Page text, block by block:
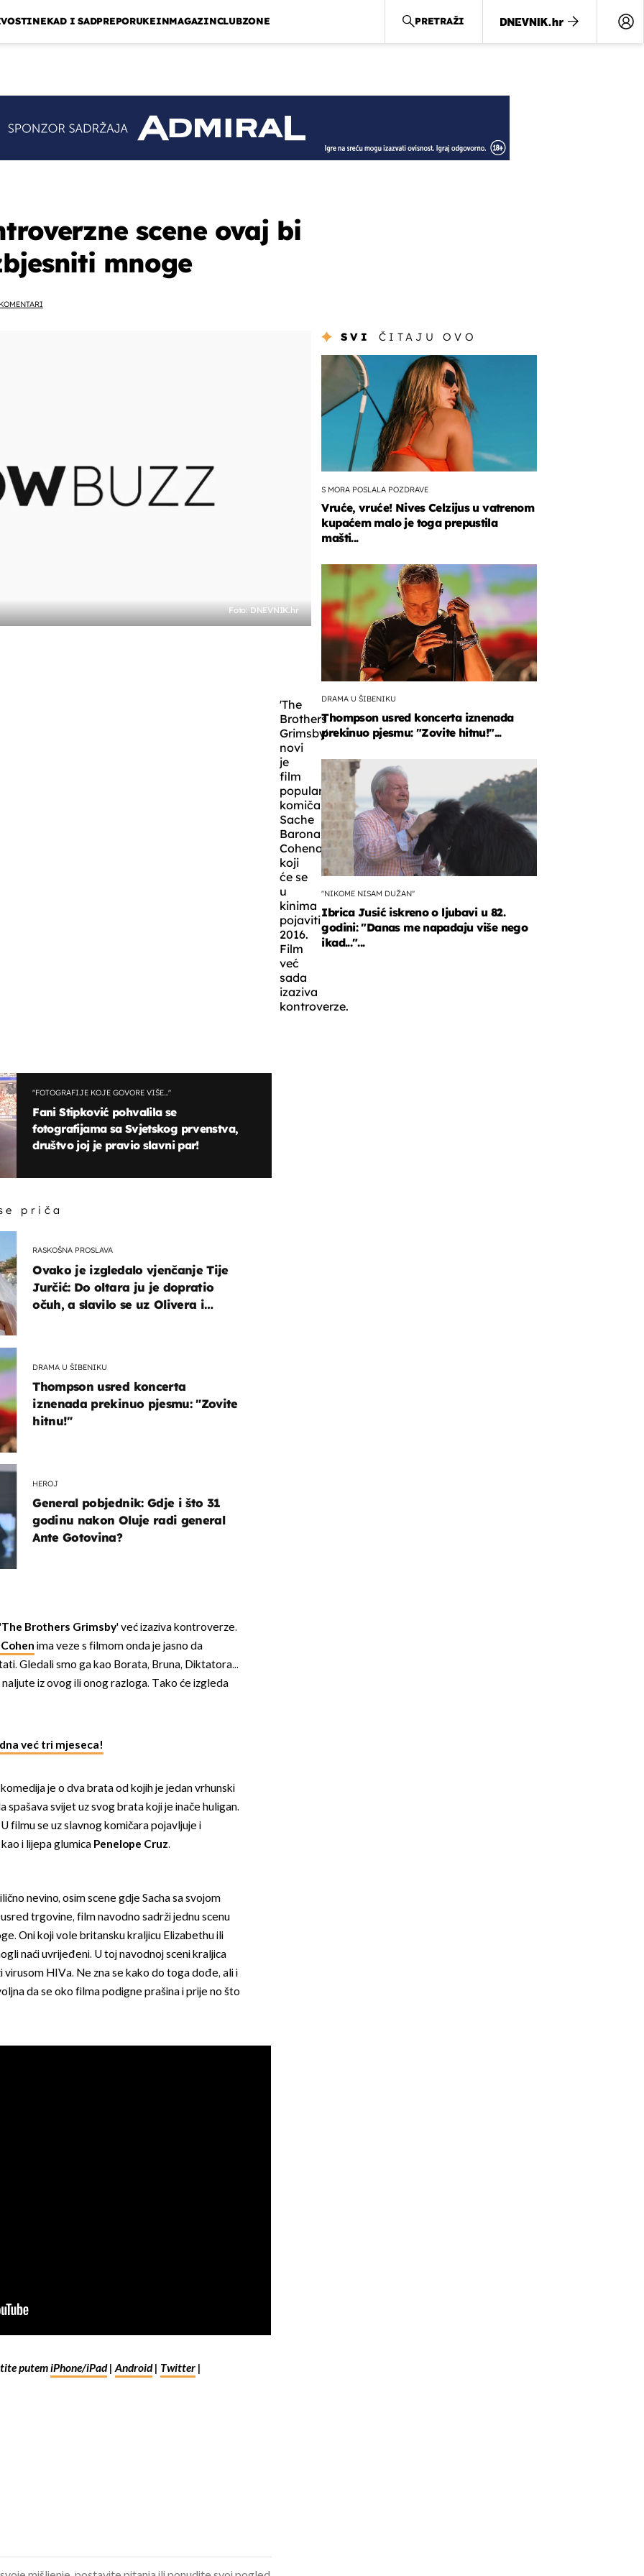
NEKAD I SADPREPORUKEINMAGAZINCLUBZONE PRETRAŽI
scene ovaj bi
mnoge
KOMENTARI
Foto: DNEVNIK.hr
'The
Brothers
Grimsby'
novi
je
film
popularnog
komičara
Sache
Barona
Cohena
koji
će se
u
kinima
pojaviti
2016.
Film
već
sada
izaziva
kontroverze.
"FOTOGRAFIJE KOJE GOVORE VIŠE..."
Fani Stipković pohvalila se
fotografijama sa Svjetskog prvenstva,
društvo joj je pravio slavni par!
priča
RASKOŠNA PROSLAVA
Ovako je izgledalo vjenčanje Tije
Jurčić: Do oltara ju je dopratio
očuh, a slavilo se uz Olivera i
DRAMA U ŠIBENIKU
Thompson usred koncerta
iznenada prekinuo pjesmu: "Zovite
hitnu!"
HEROJ
General pobjednik: Gdje i što 31
godinu nakon Oluje radi general
Ante Gotovina?
The Brothers Grimsby' već izaziva kontroverze.
ima veze s filmom onda je jasno da
Gledali smo ga kao Borata, Bruna, Diktatora...
iz ovog ili onog razloga. Tako će izgleda
već tri mjeseca!
je o dva brata od kojih je jedan vrhunski
spašava svijet uz svog brata koji je inače huligan.
filmu se uz slavnog komičara pojavljuje i
kao i lijepa glumica Penelope Cruz.
nevino, osim scene gdje Sacha sa svojom
trgovine, film navodno sadrži jednu scenu
Oni koji vole britansku kraljicu Elizabethu ili
naći uvrijeđeni. U toj navodnoj sceni kraljica
virusom HIVa. Ne zna se kako do toga dođe, ali i
da se oko filma podigne prašina i prije no što
putemiPhone/iPad|Android| Twitter|
SVI ČITAJU OVO
S MORA POSLALA POZDRAVE
Vruće, vruće! Nives Celzijus u vatrenom
kupaćem malo je toga prepustila
mašti...
DRAMA U ŠIBENIKU
Thompson usred koncerta iznenada
prekinuo pjesmu: "Zovite hitnu!"...
"NIKOME NISAM DUŽAN"
Ibrica Jusić iskreno o ljubavi u 82.
godini: "Danas me napadaju više nego
ikad..."...
OMOGUĆI OBAVIJESTI